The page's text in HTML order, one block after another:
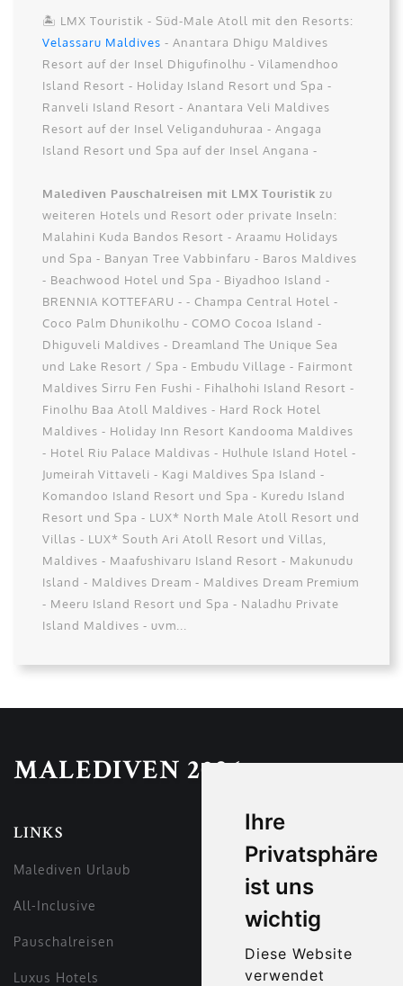
Ihre
Privatsphäre
ist uns
wichtig
Diese Website
verwendet
🏝️ LMX Touristik - Süd-Male Atoll mit den Resorts:
Velassaru Maldives - Anantara Dhigu Maldives
Resort auf der Insel Dhigufinolhu - Vilamendhoo
Island Resort - Holiday Island Resort und Spa -
Ranveli Island Resort - Anantara Veli Maldives
Resort auf der Insel Veliganduhuraa - Angaga
Island Resort und Spa auf der Insel Angana -
Malediven Pauschalreisen mit LMX Touristik zu
weiteren Hotels und Resort oder private Inseln:
Malahini Kuda Bandos Resort - Araamu Holidays
und Spa - Banyan Tree Vabbinfaru - Baros Maldives
- Beachwood Hotel und Spa - Biyadhoo Island -
BRENNIA KOTTEFARU - - Champa Central Hotel -
Coco Palm Dhunikolhu - COMO Cocoa Island -
Dhiguveli Maldives - Dreamland The Unique Sea
und Lake Resort / Spa - Embudu Village - Fairmont
Maldives Sirru Fen Fushi - Fihalhohi Island Resort -
Finolhu Baa Atoll Maldives - Hard Rock Hotel
Maldives - Holiday Inn Resort Kandooma Maldives
- Hotel Riu Palace Maldivas - Hulhule Island Hotel -
Jumeirah Vittaveli - Kagi Maldives Spa Island -
Komandoo Island Resort und Spa - Kuredu Island
Resort und Spa - LUX* North Male Atoll Resort und
Villas - LUX* South Ari Atoll Resort und Villas,
Maldives - Maafushivaru Island Resort - Makunudu
Island - Maldives Dream - Maldives Dream Premium
- Meeru Island Resort und Spa - Naladhu Private
Island Maldives - uvm...
MALEDIVEN 2026
LINKS
Malediven Urlaub
All-Inclusive
Pauschalreisen
Luxus Hotels